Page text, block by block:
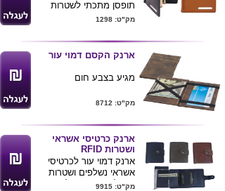
תופסן מתכתי לשטרות
הארנק קיים בצבעים שחור
ניתן לחרוט בלייזר את לוגו
החברה ע"ג הלוחית
המתכתית אשר בחזית
12*9*1
מק"ט: 1298
ארנק הקסם דמוי עור
מגיע בצבע חום
מק"ט: 8712
ארנק כרטיסי אשראי
ושטרות RFID
ארנק דמוי עור לכרטיסי
אשראי נשלפים ושטרות
מק"ט: 9915